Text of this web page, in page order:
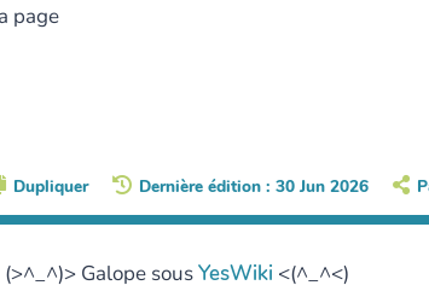
page
Dupliquer Dernière édition : 30 Jun 2026
(>^_^)> Galope sousYesWiki <(^_^<)